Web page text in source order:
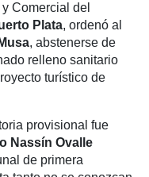
Comercial del
Plata, ordenó al
, abstenerse de
relleno sanitario
turístico de
provisional fue
Nassín Ovalle
de primera